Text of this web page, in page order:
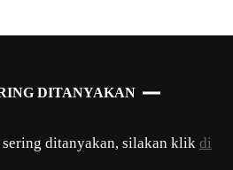
DITANYAKAN
ditanyakan, silakan klik di